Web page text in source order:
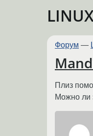
Форум —
Плиз
Можно ли